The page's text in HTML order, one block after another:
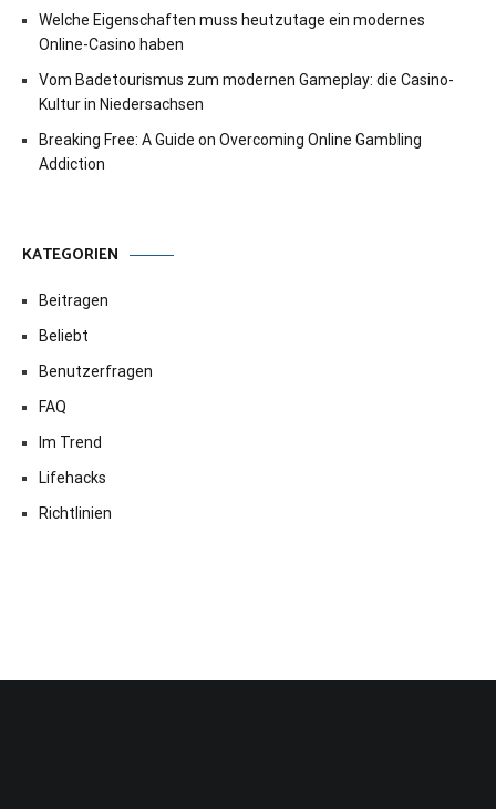
Welche Eigenschaften muss heutzutage ein modernes
Online-Casino haben
Vom Badetourismus zum modernen Gameplay: die Casino-
Kultur in Niedersachsen
Breaking Free: A Guide on Overcoming Online Gambling
Addiction
KATEGORIEN
Beitragen
Beliebt
Benutzerfragen
FAQ
Im Trend
Lifehacks
Richtlinien